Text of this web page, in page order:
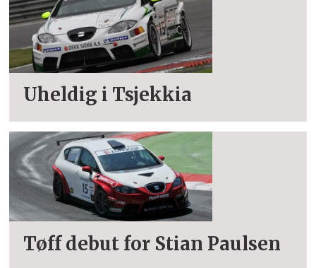
Uheldig i Tsjekkia
Tøff debut for Stian Paulsen